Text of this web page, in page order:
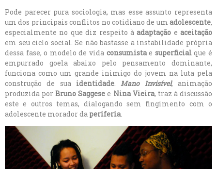
Pode parecer pura sociologia, mas esse assunto representa
um dos principais conflitos no cotidiano de um adolescente,
especialmente no que diz respeito àadaptação e aceitação
em seu ciclo social. Se não bastasse a instabilidade própria
dessa fase, o modelo de vida consumistae superficialque é
empurrado goela abaixo pelo pensamento dominante,
funciona como um grande inimigo do jovem na luta pela
construção de sua identidade.Mano Invisível, animação
produzida porBruno Saggese e Nina Vieira, traz à discussão
este e outros temas, dialogando sem fingimento com o
adolescente morador da periferia.